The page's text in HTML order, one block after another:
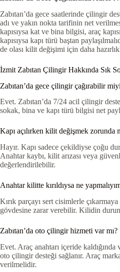
Zabıtan’da gece saatlerinde çilingir
adı ve yakın nokta tarifinin net
kapısıysa kat ve bina bilgisi, araç
kapısıysa kapı türü baştan
de olası kilit değişimi için daha
İzmit Zabıtan Çilingir Hakkında Sık
Zabıtan’da gece çilingir çağırabilir
Evet. Zabıtan’da 7/24 acil çilingir
sokak, bina ve kapı türü bilgisi net
Kapı açılırken kilit değişmek zorunda
Hayır. Kapı sadece çekildiyse çoğu
Anahtar kaybı, kilit arızası veya
değerlendirilebilir.
Anahtar kilitte kırıldıysa ne
Kırık parçayı sert cisimlerle
gövdesine zarar verebilir. Kilidin
Zabıtan’da oto çilingir hizmeti var mı?
Evet. Araç anahtarı içeride kaldığında
oto çilingir desteği sağlanır. Araç
verilmelidir.